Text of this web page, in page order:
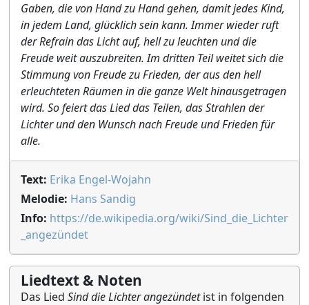
Gaben, die von Hand zu Hand gehen, damit jedes Kind,
in jedem Land, glücklich sein kann. Immer wieder ruft
der Refrain das Licht auf, hell zu leuchten und die
Freude weit auszubreiten. Im dritten Teil weitet sich die
Stimmung von Freude zu Frieden, der aus den hell
erleuchteten Räumen in die ganze Welt hinausgetragen
wird. So feiert das Lied das Teilen, das Strahlen der
Lichter und den Wunsch nach Freude und Frieden für
alle.
Text: Erika Engel-Wojahn
Melodie: Hans Sandig
Info: https://de.wikipedia.org/wiki/Sind_die_Lichter
_angezündet
Liedtext & Noten
Das Lied Sind die Lichter angezündetist in folgenden